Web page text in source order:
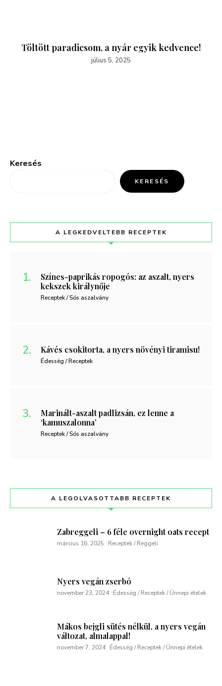
Töltött paradicsom, a nyár egyik kedvence!
július 5, 2025
Keresés
KERESÉS
A LEGKEDVELTEBB RECEPTEK
Színes-paprikás ropogós: az aszalt, nyers
kekszek királynője
Receptek / Sós aszalvány
Kávés csokitorta, a nyers növényi tiramisu!
Édesség / Receptek
Marinált-aszalt padlizsán, ez lenne a
‘kamuszalonna’
Receptek / Sós aszalvány
A LEGOLVASOTTABB RECEPTEK
Zabreggeli – 6 féle overnight oats recept
március 16, 2025 Receptek / Reggeli
Nyers vegán zserbó
november 23, 2024 Édesség / Receptek / Ünnepi ételek
Mákos bejgli sütés nélkül, a nyers vegán
változat, almalappal!
november 7, 2024 Édesség / Receptek / Ünnepi ételek